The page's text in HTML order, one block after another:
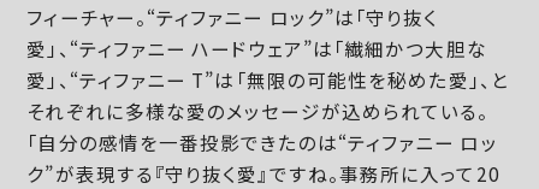
フィーチャー。“ティファニー ロック”は「守り抜く
愛」、“ティファニー ハードウェア”は「繊細かつ大胆な
愛」、“ティファニー T”は「無限の可能性を秘めた愛」、と
それぞれに多様な愛のメッセージが込められている。
「自分の感情を一番投影できたのは“ティファニー ロッ
ク”が表現する『守り抜く愛』ですね。事務所に入って20